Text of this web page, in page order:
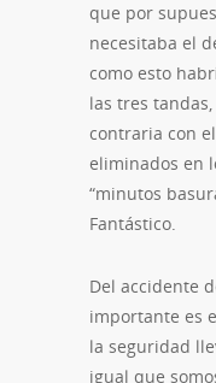
que por
necesitaba el
como esto
las tres
contraria con
eliminados en
“minutos
Fantástico.
Del accidente
importante es
la seguridad
igual que